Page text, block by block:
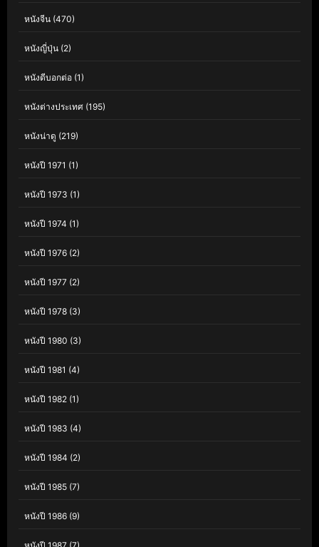
หนังจีน (470)
หนังญี่ปุ่น (2)
หนังดีบอกต่อ (1)
หนังต่างประเทศ (195)
หนังน่าดู (219)
หนังปี 1971 (1)
หนังปี 1973 (1)
หนังปี 1974 (1)
หนังปี 1976 (2)
หนังปี 1977 (2)
หนังปี 1978 (3)
หนังปี 1980 (3)
หนังปี 1981 (4)
หนังปี 1982 (1)
หนังปี 1983 (4)
หนังปี 1984 (2)
หนังปี 1985 (7)
หนังปี 1986 (9)